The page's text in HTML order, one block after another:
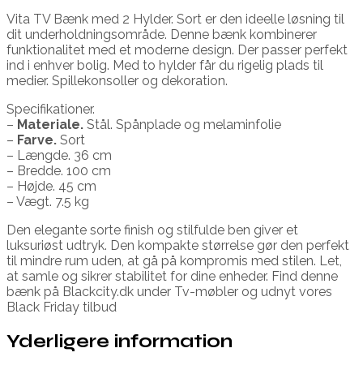
Vita TV Bænk med 2 Hylder. Sort er den ideelle løsning til
dit underholdningsområde. Denne bænk kombinerer
funktionalitet med et moderne design. Der passer perfekt
ind i enhver bolig. Med to hylder får du rigelig plads til
medier. Spillekonsoller og dekoration.
Specifikationer.
– Materiale. Stål. Spånplade og melaminfolie
– Farve. Sort
– Længde. 36 cm
– Bredde. 100 cm
– Højde. 45 cm
– Vægt. 7.5 kg
Den elegante sorte finish og stilfulde ben giver et
luksuriøst udtryk. Den kompakte størrelse gør den perfekt
til mindre rum uden, at gå på kompromis med stilen. Let,
at samle og sikrer stabilitet for dine enheder. Find denne
bænk på Blackcity.dk under Tv-møbler og udnyt vores
Black Friday tilbud
Yderligere information